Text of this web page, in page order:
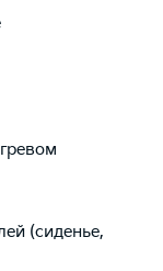
(сиденье,